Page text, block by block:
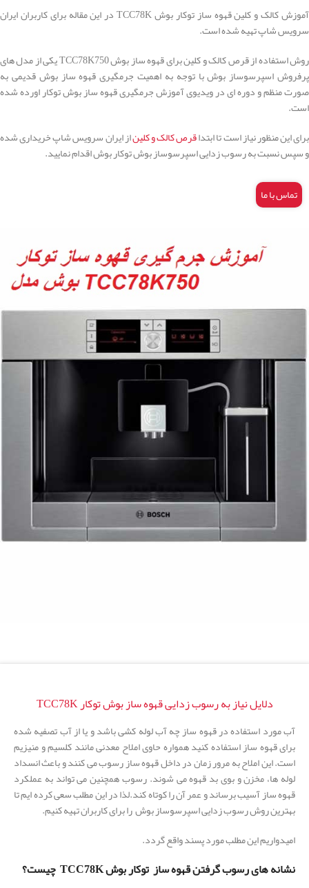
آموزش کالک و کلین قهوه ساز توکار بوش TCC78K در این مقاله برای کاربران ایران
سرویس شاپ تهیه شده است.
روش استفاده از قرص کالک و کلین برای قهوه ساز بوش TCC78K750 یکی از مدل های
پرفروش اسپرسوساز بوش با توجه به اهمیت جرمگیری قهوه ساز بوش قدیمی به
صورت منظم و دوره ای در ویدیوی آموزش جرمگیری قهوه ساز بوش توکار اورده شده
است.
برای این منظور نیاز است تا ابتداقرص کالک و کلیناز ایران سرویس شاپ خریداری شده
و سپس نسبت به رسوب زدایی اسپرسوساز بوش توکار بوش اقدام نمایید.
تماس با ما
دلایل نیاز به رسوب زدایی قهوه ساز بوش توکار TCC78K
آب مورد استفاده در قهوه ساز چه آب لوله کشی باشد و یا از آب تصفیه شده
برای قهوه ساز استفاده کنید همواره حاوی املاح معدنی مانند کلسیم و منیزیم
است. این املاح به مرور زمان در داخل قهوه ساز رسوب می کنند و باعث انسداد
لوله ها، مخزن و بوی بد قهوه می شوند. رسوب همچنین می تواند به عملکرد
قهوه ساز آسیب برساند و عمر آن را کوتاه کند.لذا در این مطلب سعی کرده ایم تا
بهترین روش رسوب زدایی اسپرسوساز بوش را برای کاربران تهیه کنیم.
امیدواریم این مطلب مورد پسند واقع گردد.
نشانه های رسوب گرفتن قهوه ساز توکار بوش TCC78K چیست؟